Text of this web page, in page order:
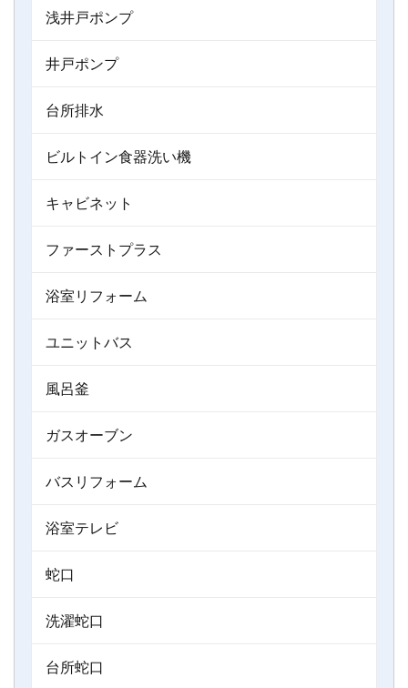
浅井戸ポンプ
井戸ポンプ
台所排水
ビルトイン食器洗い機
キャビネット
ファーストプラス
浴室リフォーム
ユニットバス
風呂釜
ガスオーブン
バスリフォーム
浴室テレビ
蛇口
洗濯蛇口
台所蛇口